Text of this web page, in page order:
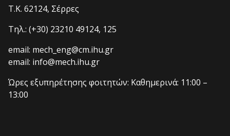
T.K. 62124, Σέρρες
Τηλ.: (+30) 23210 49124, 125
email: mech_eng@cm.ihu.gr
email: info@mech.ihu.gr
Ώρες εξυπηρέτησης φοιτητών: Καθημερινά: 11:00 –
13:00